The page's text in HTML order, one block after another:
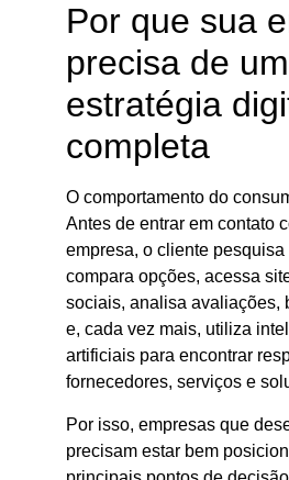
Por que sua
precisa de
estratégia
completa
O comportamento do
Antes de entrar em contato
empresa, o cliente pesquisa
compara opções, acessa
sociais, analisa avaliações,
e, cada vez mais, utiliza
artificiais para encontrar
fornecedores, serviços e
Por isso, empresas que
precisam estar bem